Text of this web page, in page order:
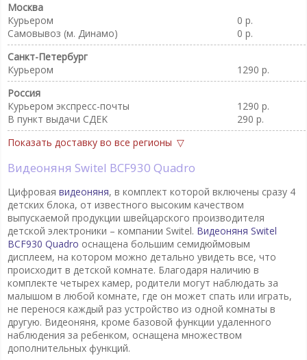
Москва
Курьером
0 р.
Самовывоз (м. Динамо)
0 р.
Санкт-Петербург
Курьером
1290 р.
Россия
Курьером экспресс-почты
1290 р.
В пункт выдачи CДEK
290 р.
Показать доставку во все регионы
Видеоняня Switel BCF930 Quadro
Цифровая видеоняня, в комплект которой включены сразу 4
детских блока, от известного высоким качеством
выпускаемой продукции швейцарского производителя
детской электроники – компании Switel. Видеоняня Switel
BCF930 Quadro оснащена большим семидюймовым
дисплеем, на котором можно детально увидеть все, что
происходит в детской комнате. Благодаря наличию в
комплекте четырех камер, родители могут наблюдать за
малышом в любой комнате, где он может спать или играть,
не перенося каждый раз устройство из одной комнаты в
другую. Видеоняня, кроме базовой функции удаленного
наблюдения за ребенком, оснащена множеством
дополнительных функций.